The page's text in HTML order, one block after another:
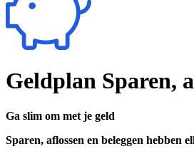
Geldplan Sparen,
Ga slim om met je geld
Sparen, aflossen en beleggen hebben